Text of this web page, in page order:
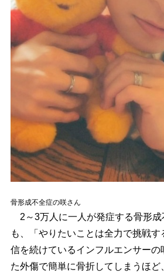
骨形成不全症の咲さん
2～3万人に一人が発症する骨形成
も、「やりたいことは全力で挑戦
信を続けているインフルエンサーの
た外傷で簡単に骨折してしまうほど